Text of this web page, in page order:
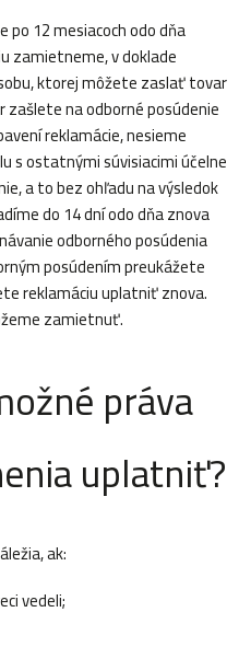
12 mesiacoch odo dňa
zamietneme, v doklade
ktorej môžete zaslať tovar
na odborné posúdenie
reklamácie, nesieme
s ostatnými súvisiacimi účelne
a to bez ohľadu na výsledok
do 14 dní odo dňa znova
odborného posúdenia
posúdením preukážete
reklamáciu uplatniť znova.
zamietnuť.
práva
uplatniť?
ak:
vedeli;